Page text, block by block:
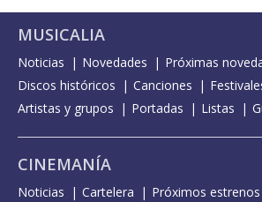
MUSICALIA
Noticias Novedades
Próximas
Discos históricos
Canciones
Artistas y grupos
Portadas Listas
CINEMANÍA
Noticias Cartelera Próximos estrenos